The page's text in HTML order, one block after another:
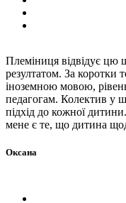
Племіниця відвідує цю
резултатом. За коротки
іноземною мовою,
педагогам. Колектив у
підхід до кожної
мене є те, що дитина
Оксана